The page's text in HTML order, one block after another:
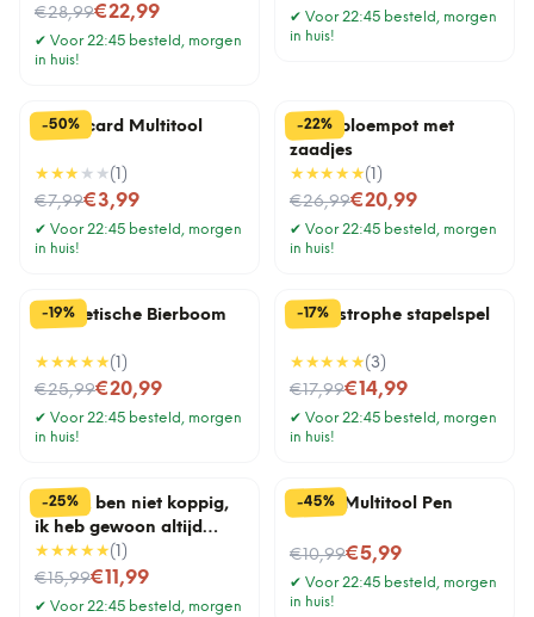
€28,99
Nu voor€22,99
✔ Voor 22:45 besteld, morgen
in huis!
✔ Voor 22:45 besteld, morgen
in huis!
-50%
Creditcard Multitool
★★★ ★★( 1 )
€7,99
Nu voor€3,99
✔ Voor 22:45 besteld, morgen
in huis!
-22%
Lama bloempot met
zaadjes
★★★★★( 1 )
€26,99
Nu voor€20,99
✔ Voor 22:45 besteld, morgen
in huis!
-19%
Magnetische Bierboom
★★★★★( 1 )
€25,99
Nu voor€20,99
✔ Voor 22:45 besteld, morgen
in huis!
-17%
Cat-astrophe stapelspel
★★★★★(3)
€17,99
Nu voor€14,99
✔ Voor 22:45 besteld, morgen
in huis!
-25%
Mok Ik ben niet koppig,
ik heb gewoon altijd
gelijk
★★★★★( 1 )
€15,99
Nu voor€11,99
✔ Voor 22:45 besteld, morgen
-45%
6-In-1 Multitool Pen
€10,99
Nu voor€5,99
✔ Voor 22:45 besteld, morgen
in huis!